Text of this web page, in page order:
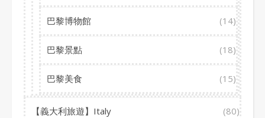
巴黎博物館 (14)
巴黎景點 (18)
巴黎美食 (15)
【義大利旅遊】Italy (80)